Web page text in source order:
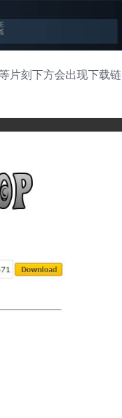
片刻下方会出现下载链